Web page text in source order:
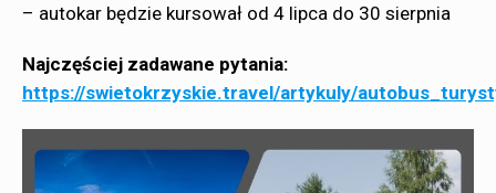
– autokar będzie kursował od 4 lipca do 30 sierpnia
Najczęściej zadawane pytania:
https://swietokrzyskie.travel/artykuly/